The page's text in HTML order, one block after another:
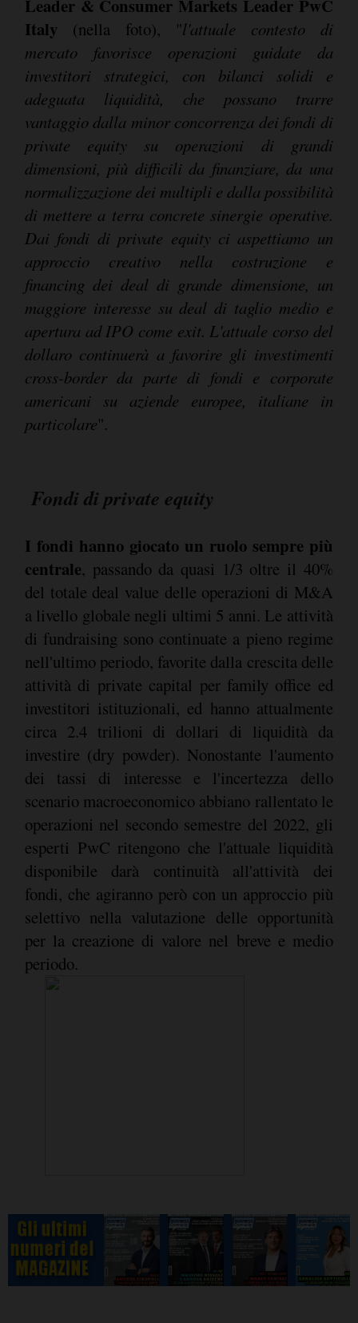
Leader & Consumer Markets Leader PwC
Italy(nella foto), "l'attuale contesto di
mercato favorisce operazioni guidate da
investitori strategici, con bilanci solidi e
adeguata liquidità, che possano trarre
vantaggio dalla minor concorrenza dei fondi di
private equity su operazioni di grandi
dimensioni, più difficili da finanziare, da una
normalizzazione dei multipli e dalla possibilità
di mettere a terra concrete sinergie operative.
Dai fondi di private equity ci aspettiamo un
approccio creativo nella costruzione e
financing dei deal di grande dimensione, un
maggiore interesse su deal di taglio medio e
apertura ad IPO come exit. L'attuale corso del
dollaro continuerà a favorire gli investimenti
cross-border da parte di fondi e corporate
americani su aziende europee, italiane in
particolare".
Fondi di private equity
I fondi hanno giocato un ruolo sempre più
centrale, passando da quasi 1/3 oltre il 40%
del totale deal value delle operazioni di M&A
a livello globale negli ultimi 5 anni. Le attività
di fundraising sono continuate a pieno regime
nell'ultimo periodo, favorite dalla crescita delle
attività di private capital per family office ed
investitori istituzionali, ed hanno attualmente
circa 2.4 trilioni di dollari di liquidità da
investire (dry powder). Nonostante l'aumento
dei tassi di interesse e l'incertezza dello
scenario macroeconomico abbiano rallentato le
operazioni nel secondo semestre del 2022, gli
esperti PwC ritengono che l'attuale liquidità
disponibile darà continuità all'attività dei
fondi, che agiranno però con un approccio più
selettivo nella valutazione delle opportunità
per la creazione di valore nel breve e medio
periodo.